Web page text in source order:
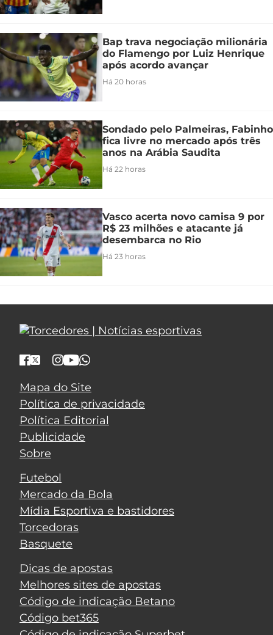
Bap trava negociação milionária
do Flamengo por Luiz Henrique
após acordo avançar
Há 20 horas
Sondado pelo Palmeiras, Fabinho
fica livre no mercado após três
anos na Arábia Saudita
Há 22 horas
Vasco acerta novo camisa 9 por
R$ 23 milhões e atacante já
desembarca no Rio
Há 23 horas
Mapa do Site
Política de privacidade
Política Editorial
Publicidade
Sobre
Futebol
Mercado da Bola
Mídia Esportiva e bastidores
Torcedoras
Basquete
Dicas de apostas
Melhores sites de apostas
Código de indicação Betano
Código bet365